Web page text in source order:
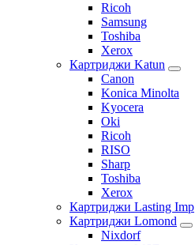
Ricoh
Samsung
Toshiba
Xerox
Картриджи Katun
Canon
Konica Minolta
Kyocera
Oki
Ricoh
RISO
Sharp
Toshiba
Xerox
Картриджи Lasting Imp
Картриджи Lomond
Nixdorf